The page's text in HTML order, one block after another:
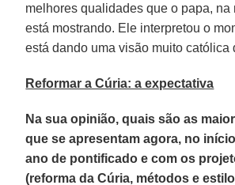
melhores qualidades que o papa, na
está mostrando. Ele interpretou o
está dando uma visão muito católica
Reformar a Cúria: a expectativa
Na sua opinião, quais são as
que se apresentam agora, no
ano de pontificado e com os
(reforma da Cúria, métodos e